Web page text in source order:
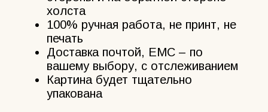
холста
100% ручная работа, не принт, не
печать
Доставка почтой, ЕМС – по
вашему выбору, с отслеживанием
Картина будет тщательно
упакована